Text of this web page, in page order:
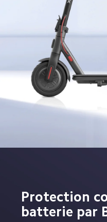
Protection
batterie par